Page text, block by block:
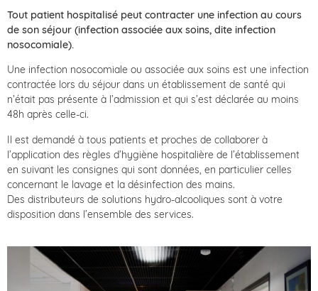
Tout patient hospitalisé peut contracter une infection au cours
de son séjour (infection associée aux soins, dite infection
nosocomiale).
Une infection nosocomiale ou associée aux soins est une infection
contractée lors du séjour dans un établissement de santé qui
n’était pas présente à l’admission et qui s’est déclarée au moins
48h après celle-ci.
Il est demandé à tous patients et proches de collaborer à
l’application des règles d’hygiène hospitalière de l’établissement
en suivant les consignes qui sont données, en particulier celles
concernant le lavage et la désinfection des mains.
Des distributeurs de solutions hydro-alcooliques sont à votre
disposition dans l’ensemble des services.